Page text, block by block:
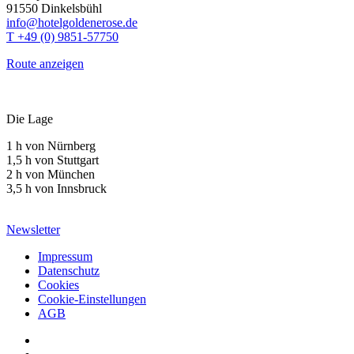
91550 Dinkelsbühl
info@hotelgoldenerose.de
T +49 (0) 9851-57750
Route anzeigen
Die Lage
1 h von Nürnberg
1,5 h von Stuttgart
2 h von München
3,5 h von Innsbruck
Newsletter
Impressum
Datenschutz
Cookies
Cookie-Einstellungen
AGB